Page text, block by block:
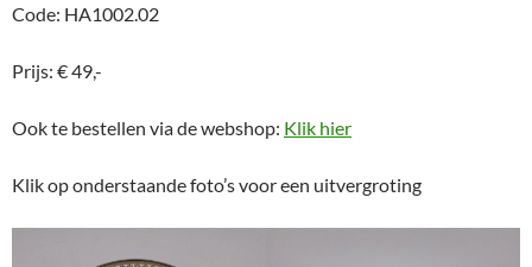
Code: HA1002.02
Prijs: € 49,-
Ook te bestellen via de webshop: Klik hier
Klik op onderstaande foto’s voor een uitvergroting